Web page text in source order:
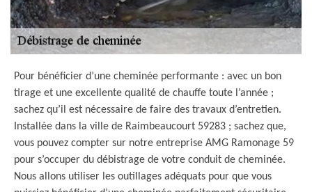
Pour bénéficier d’une cheminée performante : avec un bon
tirage et une excellente qualité de chauffe toute l’année ;
sachez qu’il est nécessaire de faire des travaux d’entretien.
Installée dans la ville de Raimbeaucourt 59283 ; sachez que,
vous pouvez compter sur notre entreprise AMG Ramonage 59
pour s’occuper du débistrage de votre conduit de cheminée.
Nous allons utiliser les outillages adéquats pour que vous